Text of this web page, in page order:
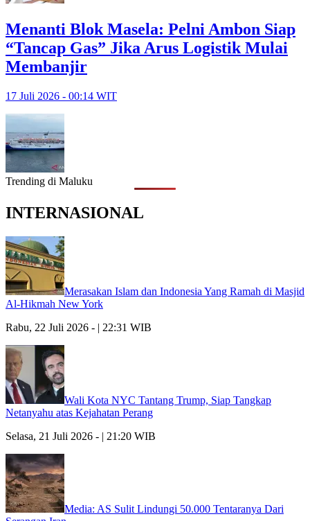
Menanti Blok Masela: Pelni Ambon Siap
“Tancap Gas” Jika Arus Logistik Mulai
Membanjir
17 Juli 2026 - 00:14 WIT
Trending di Maluku
INTERNASIONAL
Merasakan Islam dan Indonesia Yang Ramah di Masjid
Al-Hikmah New York
Rabu, 22 Juli 2026 - | 22:31 WIB
Wali Kota NYC Tantang Trump, Siap Tangkap
Netanyahu atas Kejahatan Perang
Selasa, 21 Juli 2026 - | 21:20 WIB
Media: AS Sulit Lindungi 50.000 Tentaranya Dari